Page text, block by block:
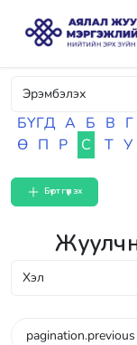
БҮГД А Б В Г
Ө П Р С Т У
Бүртгүүлэх
pagination.previous